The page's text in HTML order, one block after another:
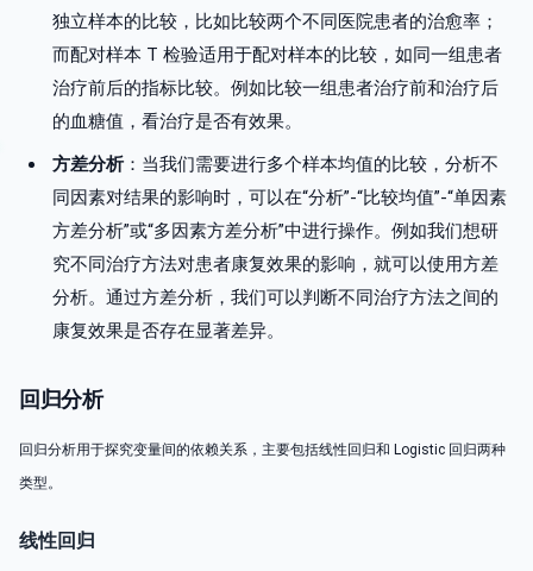
独立样本的比较，比如比较两个不同医院患者的治愈率；
而配对样本 T 检验适用于配对样本的比较，如同一组患者
治疗前后的指标比较。例如比较一组患者治疗前和治疗后
的血糖值，看治疗是否有效果。
方差分析：当我们需要进行多个样本均值的比较，分析不
同因素对结果的影响时，可以在“分析”-“比较均值”-“单因素
方差分析”或“多因素方差分析”中进行操作。例如我们想研
究不同治疗方法对患者康复效果的影响，就可以使用方差
分析。通过方差分析，我们可以判断不同治疗方法之间的
康复效果是否存在显著差异。
回归分析
回归分析用于探究变量间的依赖关系，主要包括线性回归和 Logistic 回归两种
类型。
线性回归